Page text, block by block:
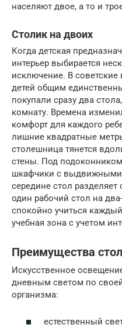
населяют двое, а то и
Столик на двоих
Когда детская
интерьер выбирается
исключение. В советские
детей общим
покупали сразу два
комнату. Времена
комфорт для каждого
лишние квадратные
столешница тянется
стены. Под
шкафчики с
середине стол
один рабочий стол на
спокойно учиться
учебная зона с учетом
Преимущества
Искусственное
дневным светом по
организма:
естественный